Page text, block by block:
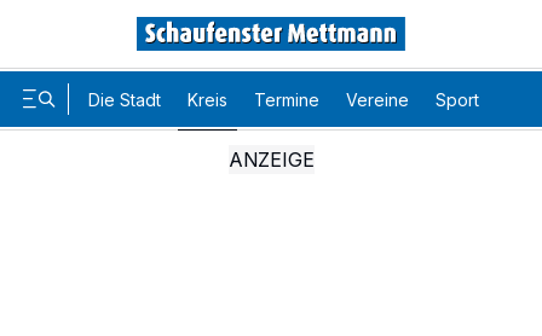
Die Stadt Kreis Termine Vereine Sport